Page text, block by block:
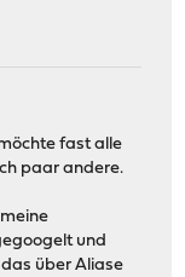
fast alle
paar andere.
und
über Aliase